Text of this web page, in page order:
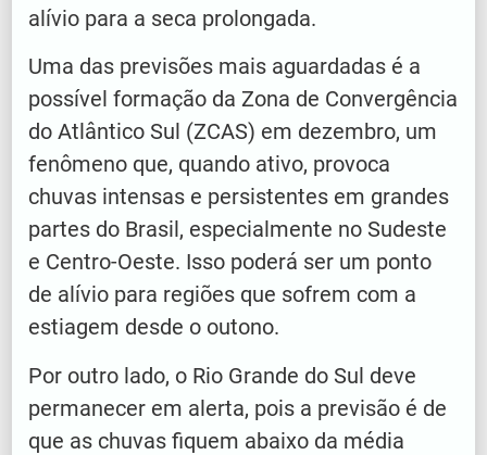
alívio para a seca prolongada.
Uma das previsões mais aguardadas é a
possível formação da Zona de Convergência
do Atlântico Sul (ZCAS) em dezembro, um
fenômeno que, quando ativo, provoca
chuvas intensas e persistentes em grandes
partes do Brasil, especialmente no Sudeste
e Centro-Oeste. Isso poderá ser um ponto
de alívio para regiões que sofrem com a
estiagem desde o outono.
Por outro lado, o Rio Grande do Sul deve
permanecer em alerta, pois a previsão é de
que as chuvas fiquem abaixo da média